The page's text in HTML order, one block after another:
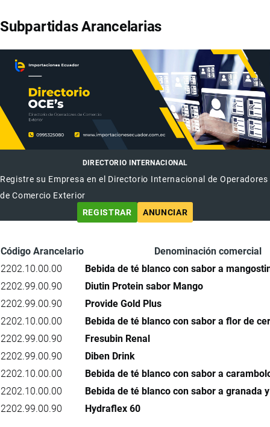
Subpartidas Arancelarias
DIRECTORIO INTERNACIONAL
Registre su Empresa en el Directorio Internacional de Operadores
de Comercio Exterior
REGISTRAR
ANUNCIAR
Código Arancelario
Denominación comercial
2202.10.00.00
Bebida de té blanco con sabor a
2202.99.00.90
Diutin Protein sabor Mango
2202.99.00.90
Provide Gold Plus
2202.10.00.00
Bebida de té blanco con sabor a flor de
2202.99.00.90
Fresubin Renal
2202.99.00.90
Diben Drink
2202.10.00.00
Bebida de té blanco con sabor a
2202.10.00.00
Bebida de té blanco con sabor a granada
2202.99.00.90
Hydraflex 60